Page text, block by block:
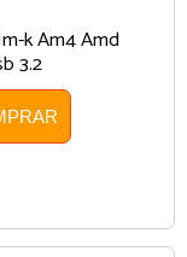
k Am4 Amd
3.2